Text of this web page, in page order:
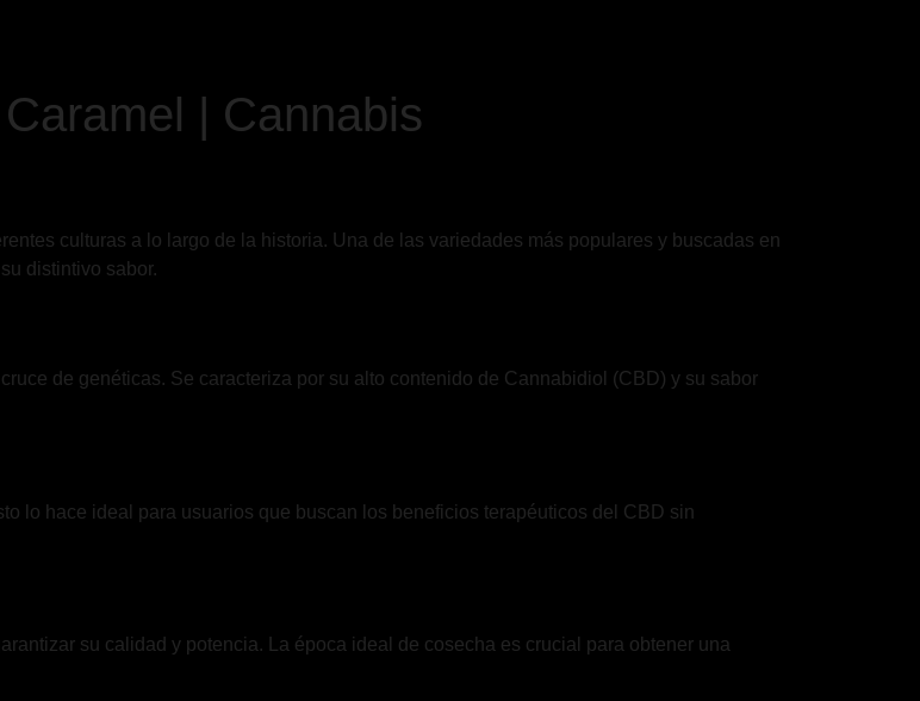
| Cannabis
culturas a lo largo de la historia. Una de las variedades más populares y buscadas en
distintivo sabor.
de genéticas. Se caracteriza por su alto contenido de Cannabidiol (CBD) y su sabor
lo hace ideal para usuarios que buscan los beneficios terapéuticos del CBD sin
su calidad y potencia. La época ideal de cosecha es crucial para obtener una